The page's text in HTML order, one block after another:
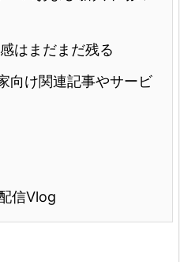
はまだまだ残る
向け関連記事やサービ
信Vlog